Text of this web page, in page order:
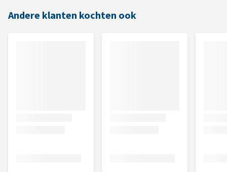
Andere klanten kochten ook